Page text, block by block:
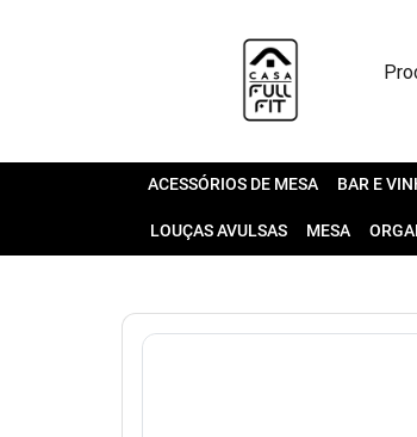
ACESSÓRIOS DE MESA BAR E
LOUÇAS AVULSAS MESA